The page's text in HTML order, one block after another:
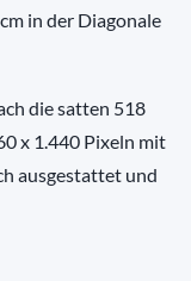
in der Diagonale
die satten 518
x 1.440 Pixeln mit
ausgestattet und